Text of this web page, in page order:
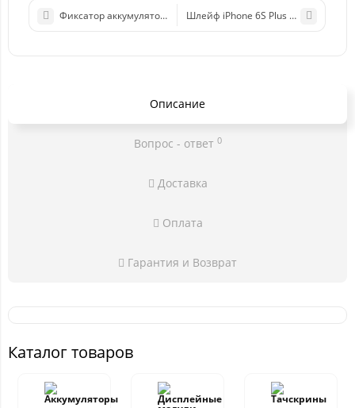
Фиксатор аккумулятора для iPhone 6S Plus
Шлейф iPhone 6S Plus на
Описание
Вопрос - ответ 0
Доставка
Оплата
Гарантия и Возврат
Каталог товаров